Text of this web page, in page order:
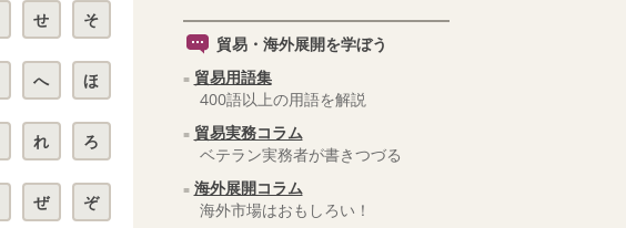
せ そ
へ ほ
れ ろ
ぜ ぞ
貿易・海外展開を学ぼう
貿易用語集
400語以上の用語を解説
貿易実務コラム
ベテラン実務者が書きつづる
海外展開コラム
海外市場はおもしろい！